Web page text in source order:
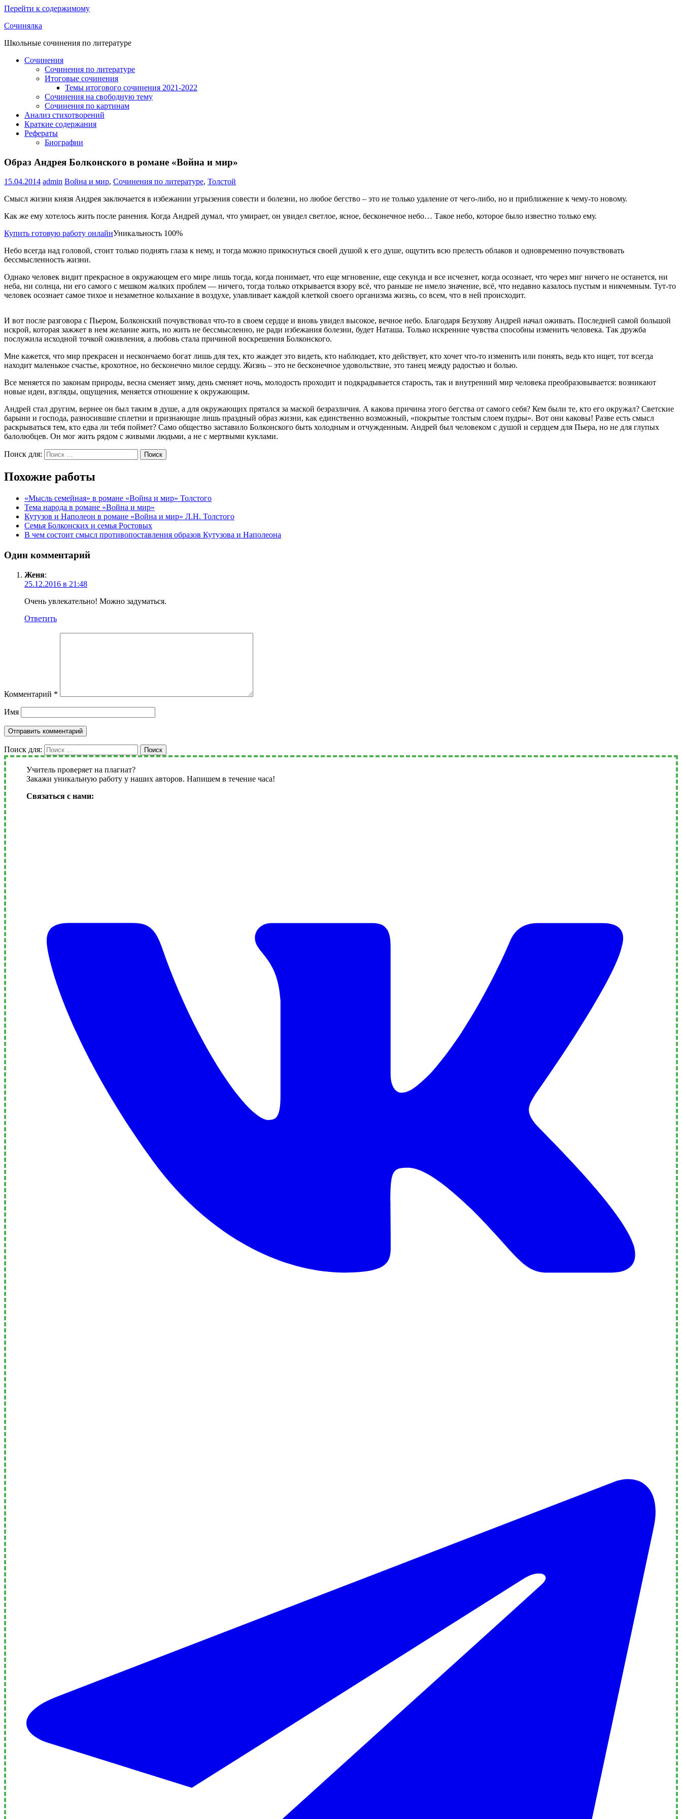
Перейти к содержимому
Сочинялка
Школьные сочинения по литературе
Сочинения
Сочинения по литературе
Итоговые сочинения
Темы итогового сочинения 2021-2022
Сочинения на свободную тему
Сочинения по картинам
Анализ стихотворений
Краткие содержания
Рефераты
Биографии
Образ Андрея Болконского в романе «Война и мир»
15.04.2014 admin Война и мир, Сочинения по литературе, Толстой
Смысл жизни князя Андрея заключается в избежании угрызения совести и болезни, но любое бегство – это не только удаление от чего-либо, но и приближение к чему-то новому.
Как же ему хотелось жить после ранения. Когда Андрей думал, что умирает, он увидел светлое, ясное, бесконечное небо… Такое небо, которое было известно только ему.
Купить готовую работу онлайнУникальность 100%
Небо всегда над головой, стоит только поднять глаза к нему, и тогда можно прикоснуться своей душой к его душе, ощутить всю прелесть облаков и одновременно почувствовать
бессмысленность жизни.
Однако человек видит прекрасное в окружающем его мире лишь тогда, когда понимает, что еще мгновение, еще секунда и все исчезнет, когда осознает, что через миг ничего не останется, ни
неба, ни солнца, ни его самого с мешком жалких проблем — ничего, тогда только открывается взору всё, что раньше не имело значение, всё, что недавно казалось пустым и никчемным. Тут-то
человек осознает самое тихое и незаметное колыхание в воздухе, улавливает каждой клеткой своего организма жизнь, со всем, что в ней происходит.
И вот после разговора с Пьером, Болконский почувствовал что-то в своем сердце и вновь увидел высокое, вечное небо. Благодаря Безухову Андрей начал оживать. Последней самой большой
искрой, которая зажжет в нем желание жить, но жить не бессмысленно, не ради избежания болезни, будет Наташа. Только искренние чувства способны изменить человека. Так дружба
послужила исходной точкой оживления, а любовь стала причиной воскрешения Болконского.
Мне кажется, что мир прекрасен и нескончаемо богат лишь для тех, кто жаждет это видеть, кто наблюдает, кто действует, кто хочет что-то изменить или понять, ведь кто ищет, тот всегда
находит маленькое счастье, крохотное, но бесконечно милое сердцу. Жизнь – это не бесконечное удовольствие, это танец между радостью и болью.
Все меняется по законам природы, весна сменяет зиму, день сменяет ночь, молодость проходит и подкрадывается старость, так и внутренний мир человека преобразовывается: возникают
новые идеи, взгляды, ощущения, меняется отношение к окружающим.
Андрей стал другим, вернее он был таким в душе, а для окружающих прятался за маской безразличия. А какова причина этого бегства от самого себя? Кем были те, кто его окружал? Светские
барыни и господа, разносившие сплетни и признающие лишь праздный образ жизни, как единственно возможный, «покрытые толстым слоем пудры». Вот они каковы! Разве есть смысл
раскрываться тем, кто едва ли тебя поймет? Само общество заставило Болконского быть холодным и отчужденным. Андрей был человеком с душой и сердцем для Пьера, но не для глупых
балолюбцев. Он мог жить рядом с живыми людьми, а не с мертвыми куклами.
Поиск для: Поиск
Похожие работы
«Мысль семейная» в романе «Война и мир» Толстого
Тема народа в романе «Война и мир»
Кутузов и Наполеон в романе «Война и мир» Л.Н. Толстого
Семья Болконских и семья Ростовых
В чем состоит смысл противопоставления образов Кутузова и Наполеона
Один комментарий
Женя:
25.12.2016 в 21:48
Очень увлекательно! Можно задуматься.
Ответить
Комментарий *
Имя
Поиск для: Поиск
Учитель проверяет на плагиат?
Закажи уникальную работу у наших авторов. Напишем в течение часа!
Связаться с нами: